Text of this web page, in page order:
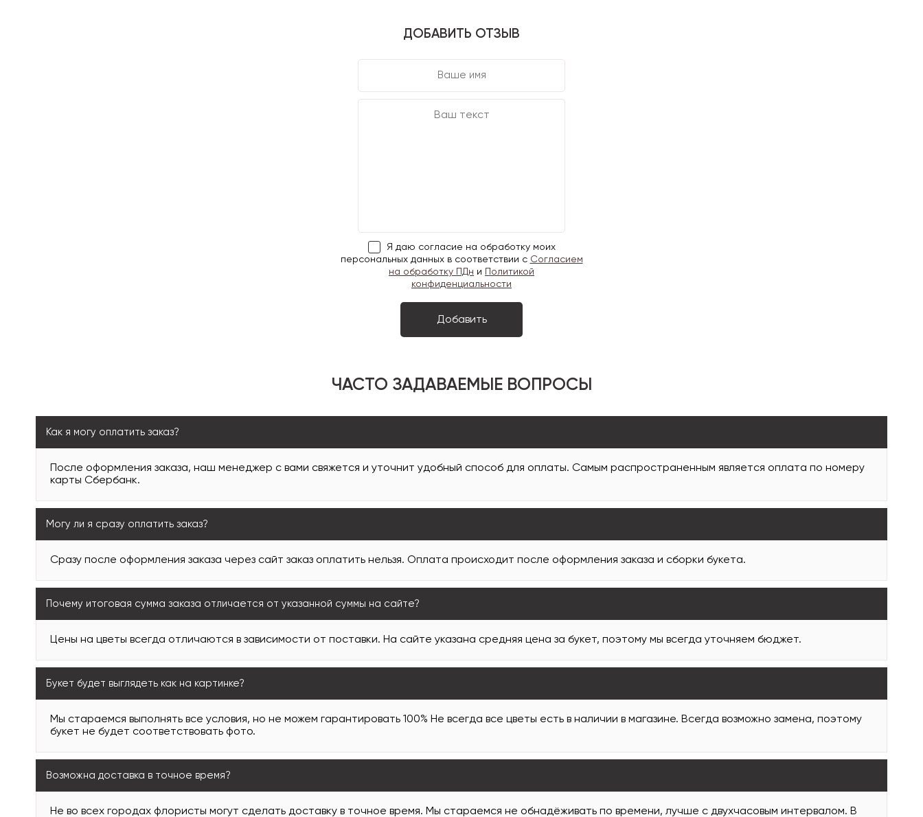
ДОБАВИТЬ ОТЗЫВ
Я даю согласие на обработку моих
персональных данных в соответствии с Согласием
на обработку ПДн и
Политикой
конфиденциальности
ЧАСТО ЗАДАВАЕМЫЕ ВОПРОСЫ
Как я могу оплатить заказ?
После оформления заказа, наш менеджер с вами свяжется и уточнит удобный способ для оплаты. Самым распространенным является оплата по номеру
карты Сбербанк.
Могу ли я сразу оплатить заказ?
Сразу после оформления заказа через сайт заказ оплатить нельзя. Оплата происходит после оформления заказа и сборки букета.
Почему итоговая сумма заказа отличается от указанной суммы на сайте?
Цены на цветы всегда отличаются в зависимости от поставки. На сайте указана средняя цена за букет, поэтому мы всегда уточняем бюджет.
Букет будет выглядеть как на картинке?
Мы стараемся выполнять все условия, но не можем гарантировать 100% Не всегда все цветы есть в наличии в магазине. Всегда возможно замена, поэтому
букет не будет соответствовать фото.
Возможна доставка в точное время?
Не во всех городах флористы могут сделать доставку в точное время. Мы стараемся не обнадёживать по времени, лучше с двухчасовым интервалом. В